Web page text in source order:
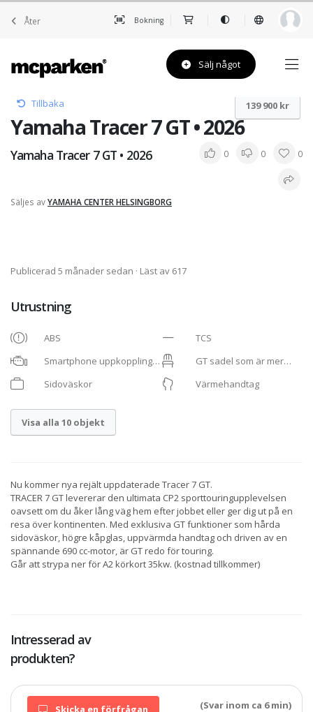
Åter Bokning
Sälj något
Tillbaka
Yamaha Tracer 7 GT • 2026
Yamaha Tracer 7 GT • 2026 0 0 0
Säljes avYAMAHA CENTER HELSINGBORG
139 900 kr
Publicerad 5 månader sedan · Läst av 617
Utrustning
ABS
TCS
Smartphone uppkoppling
med Navi
GT sadel som är mer
bekväm
Sidoväskor Värmehandtag
Visa alla 10 objekt
Nu kommer nya rejält uppdaterade Tracer 7 GT.
TRACER 7 GT levererar den ultimata CP2 sporttouringupplevelsen
oavsett om du åker lång väg hem efter jobbet eller ger dig ut på en
resa över kontinenten. Med exklusiva GT funktioner som hårda
sidoväskor, högre kåpglas, uppvärmda handtag och driven av en
spännande 690 cc-motor, är GT redo för touring.
Går att strypa ner för A2 körkort 35kw. (kostnad tillkommer)
Intresserad av
produkten?
Skicka en förfrågan (Svar inom ca 6 min)